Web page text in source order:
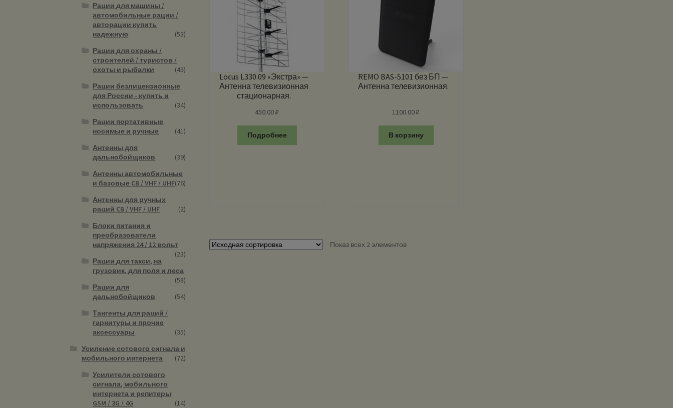
Locus L330.09 «Экстра» —
Антенна телевизионная
стационарная.
450.00₽
Подробнее
REMO BAS-5101 без БП —
Антенна телевизионная.
1100.00₽
В корзину
Показ всех 2 элементов
Рации для машины /
автомобильные рации /
авторации купить
надежную
(53)
Рации для охраны /
строителей / туристов /
охоты и рыбалки
(43)
Рации безлицензионные
для России - купить и
использовать
(34)
Рации портативные
носимые и ручные
(41)
Антенны для
дальнобойщиков
(39)
Антенны автомобильные
и базовые CB / VHF / UHF(76)
Антенны для ручных
раций CB / VHF / UHF
(2)
Блоки питания и
преобразователи
напряжения 24 / 12 вольт
(23)
Рации для такси, на
грузовик, для поля и леса
(58)
Рации для
дальнобойщиков
(54)
Тангенты для раций /
гарнитуры и прочие
аксессуары
(35)
Усиление сотового сигнала и
мобильного интернета
(72)
Усилители сотового
сигнала, мобильного
интернета и репитеры
GSM / 3G / 4G
(14)